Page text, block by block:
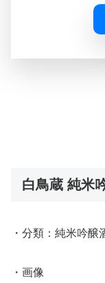
白鳥蔵 純米
・分類：純米吟醸
・画像